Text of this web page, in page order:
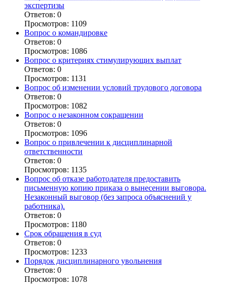
экспертизы
Ответов: 0
Просмотров: 1109
Вопрос о командировке
Ответов: 0
Просмотров: 1086
Вопрос о критериях стимулирующих выплат
Ответов: 0
Просмотров: 1131
Вопрос об изменении условий трудового договора
Ответов: 0
Просмотров: 1082
Вопрос о незаконном сокращении
Ответов: 0
Просмотров: 1096
Вопрос о привлечении к дисциплинарной
ответственности
Ответов: 0
Просмотров: 1135
Вопрос об отказе работодателя предоставить
письменную копию приказа о вынесении выговора.
Незаконный выговор (без запроса объяснений у
работника).
Ответов: 0
Просмотров: 1180
Срок обращения в суд
Ответов: 0
Просмотров: 1233
Порядок дисциплинарного увольнения
Ответов: 0
Просмотров: 1078